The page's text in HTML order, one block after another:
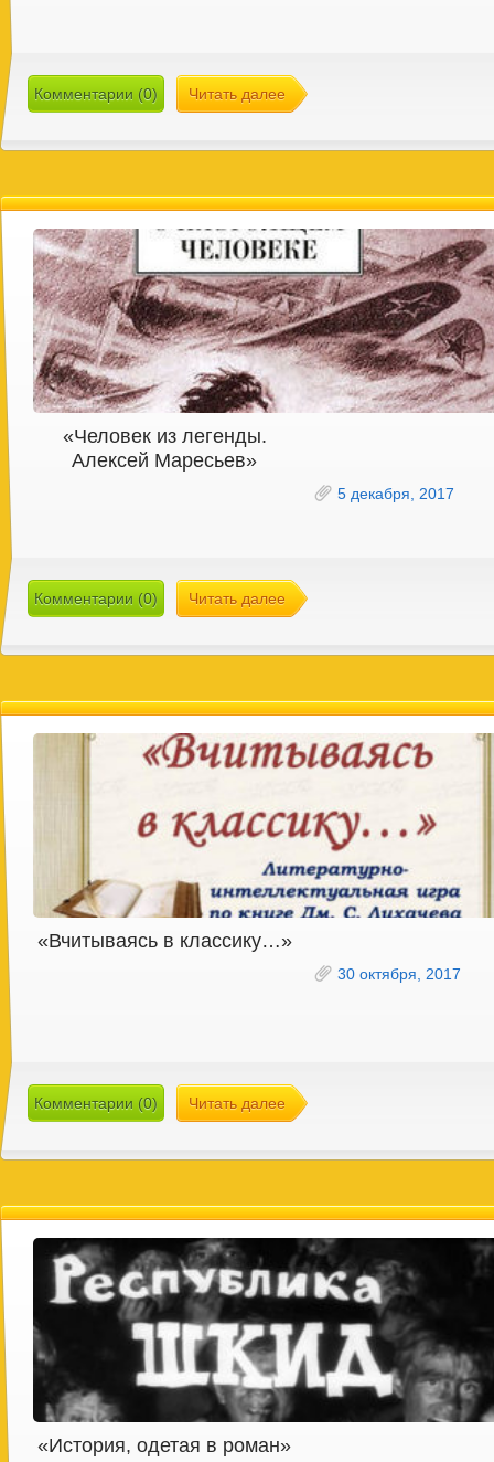
Комментарии (0) Читать далее
«Человек из легенды.
Алексей Маресьев»
5 декабря, 2017
Комментарии (0) Читать далее
«Вчитываясь в классику…»
30 октября, 2017
Комментарии (0) Читать далее
«История, одетая в роман»